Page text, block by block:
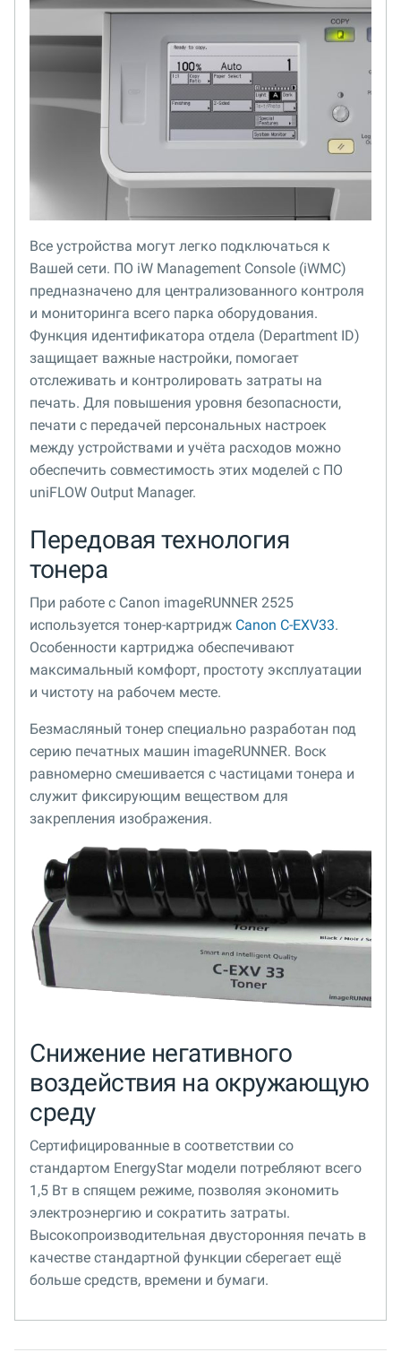
Все устройства могут легко подключаться к
Вашей сети. ПО iW Management Console (iWMC)
предназначено для централизованного контроля
и мониторинга всего парка оборудования.
Функция идентификатора отдела (Department ID)
защищает важные настройки, помогает
отслеживать и контролировать затраты на
печать. Для повышения уровня безопасности,
печати с передачей персональных настроек
между устройствами и учёта расходов можно
обеспечить совместимость этих моделей с ПО
uniFLOW Output Manager.
Передовая технология
тонера
При работе с Canon imageRUNNER 2525
используется тонер-картридж Canon C-EXV33.
Особенности картриджа обеспечивают
максимальный комфорт, простоту эксплуатации
и чистоту на рабочем месте.
Безмасляный тонер специально разработан под
серию печатных машин imageRUNNER. Воск
равномерно смешивается с частицами тонера и
служит фиксирующим веществом для
закрепления изображения.
Снижение негативного
воздействия на окружающую
среду
Сертифицированные в соответствии со
стандартом EnergyStar модели потребляют всего
1,5 Вт в спящем режиме, позволяя экономить
электроэнергию и сократить затраты.
Высокопроизводительная двусторонняя печать в
качестве стандартной функции сберегает ещё
больше средств, времени и бумаги.